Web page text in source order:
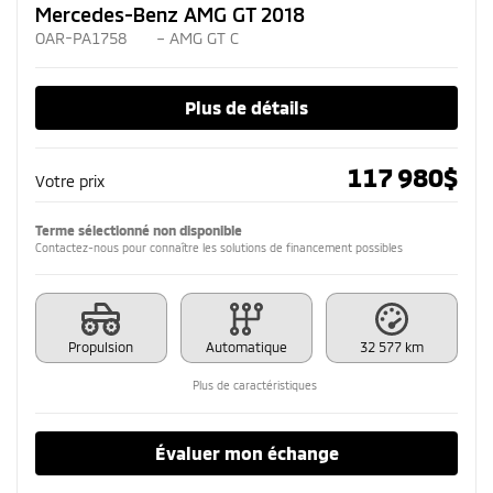
Mercedes-Benz AMG GT 2018
OAR-PA1758 – AMG GT C
Plus de détails
Votre prix 117 980$
Terme sélectionné non disponible
Contactez-nous pour connaître les solutions de financement possibles
Propulsion Automatique 32 577 km
Plus de caractéristiques
Évaluer mon échange